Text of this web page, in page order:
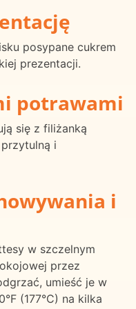
posypane cukrem
prezentacji.
potrawami
się z filiżanką
i
i
w szczelnym
przez
umieść je w
(177°C) na kilka